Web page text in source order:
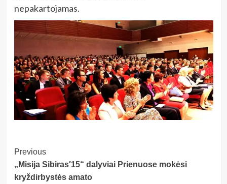
nepakartojamas.
Post
Navigation
Previous
„Misija Sibiras′15“ dalyviai Prienuose mokėsi
kryždirbystės amato